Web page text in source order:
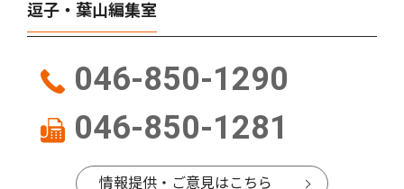
逗子・葉山編集室
046-850-1290
046-850-1281
情報提供・ご意見はこちら